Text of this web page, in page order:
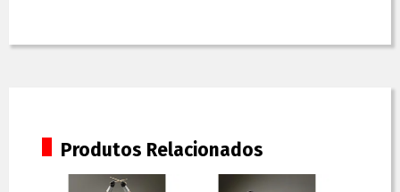
Produtos Relacionados